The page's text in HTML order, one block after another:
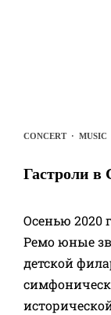
CONCERT· MUSIC
Гастроли в
Осенью 2020
Ремо юные
детской